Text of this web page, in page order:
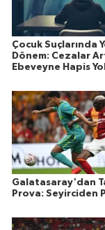
Çocuk Suçlarında
Dönem: Cezalar
Ebeveyne Hapis
Galatasaray'dan
Prova: Seyirciden